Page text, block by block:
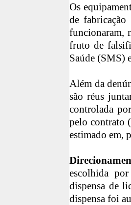
Os
de
funcionaram,
fruto de
Saúde (SMS)
Além da
são réus
controlada
pelo contrato
estimado em,
escolhida
dispensa de
dispensa foi